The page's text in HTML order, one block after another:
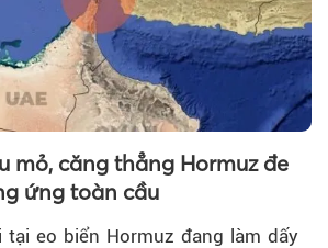
mỏ, căng thẳng Hormuz đe
ứng toàn cầu
tại eo biển Hormuz đang làm dấy